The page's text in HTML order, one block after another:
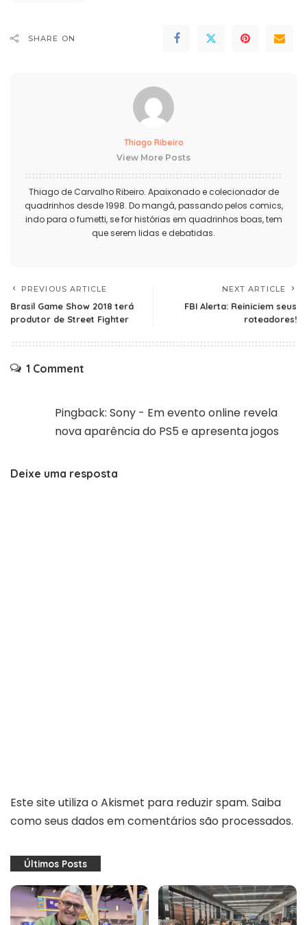
SHARE ON
Thiago Ribeiro
View More Posts
Thiago de Carvalho Ribeiro. Apaixonado e colecionador de
quadrinhos desde 1998. Do mangá, passando pelos comics,
indo para o fumetti, se for histórias em quadrinhos boas, tem
que serem lidas e debatidas.
PREVIOUS ARTICLE
Brasil Game Show 2018 terá
produtor de Street Fighter
NEXT ARTICLE
FBI Alerta: Reiniciem seus
roteadores!
1 Comment
Pingback: Sony - Em evento online revela
nova aparência do PS5 e apresenta jogos
Deixe uma resposta
Este site utiliza o Akismet para reduzir spam. Saiba
como seus dados em comentários são processados.
Últimos Posts